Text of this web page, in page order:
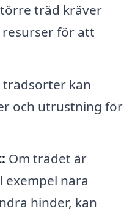
träd kräver
för att
trädsorter kan
och utrustning för
Om trädet är
nära
hinder, kan